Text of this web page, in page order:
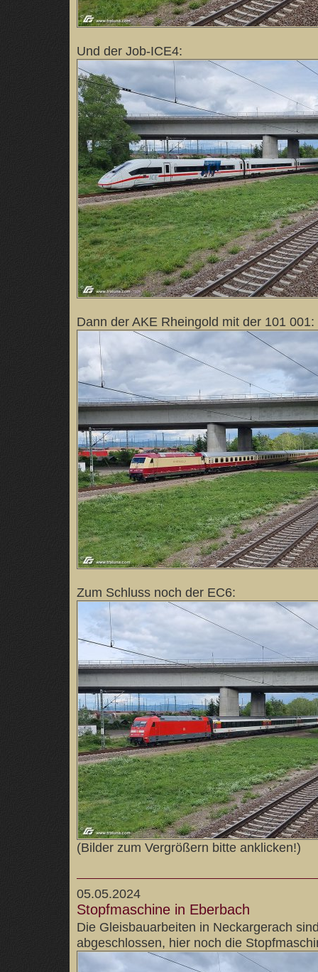
Und der Job-ICE4:
Dann der AKE Rheingold mit der 101 001:
Zum Schluss noch der EC6:
(Bilder zum Vergrößern bitte anklicken!)
05.05.2024
Stopfmaschine in Eberbach
Die Gleisbauarbeiten in Neckargerach
abgeschlossen, hier noch die